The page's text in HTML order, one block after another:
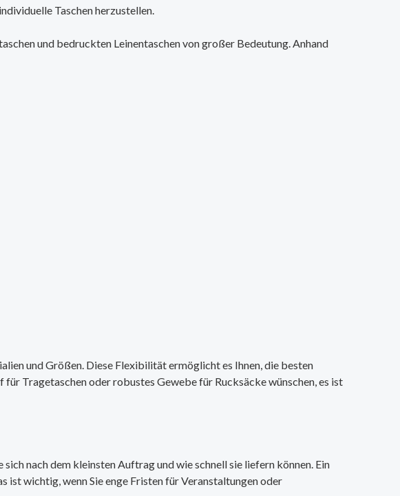
Taschen herzustellen.
und bedruckten Leinentaschen von großer Bedeutung. Anhand
und Größen. Diese Flexibilität ermöglicht es Ihnen, die besten
Tragetaschen oder robustes Gewebe für Rucksäcke wünschen, es ist
nach dem kleinsten Auftrag und wie schnell sie liefern können. Ein
wichtig, wenn Sie enge Fristen für Veranstaltungen oder